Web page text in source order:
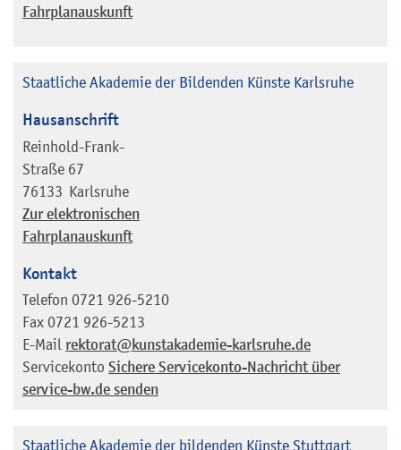
Fahrplanauskunft
Staatliche Akademie der Bildenden Künste Karlsruhe
Hausanschrift
Reinhold-Frank-
Straße 67
76133 Karlsruhe
Zur elektronischen
Fahrplanauskunft
Kontakt
Telefon 0721 926-5210
Fax 0721 926-5213
E-Mail rektorat@kunstakademie-karlsruhe.de
Servicekonto Sichere Servicekonto-Nachricht über
service-bw.de senden
Staatliche Akademie der bildenden Künste Stuttgart